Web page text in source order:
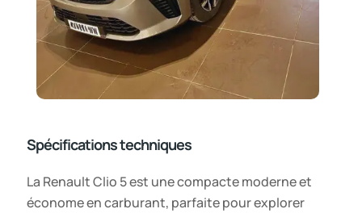
Spécifications techniques
La Renault Clio 5 est une compacte moderne et
économe en carburant, parfaite pour explorer